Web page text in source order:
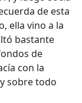
de esta
ella vino a la
bastante
de
con la
sobre todo